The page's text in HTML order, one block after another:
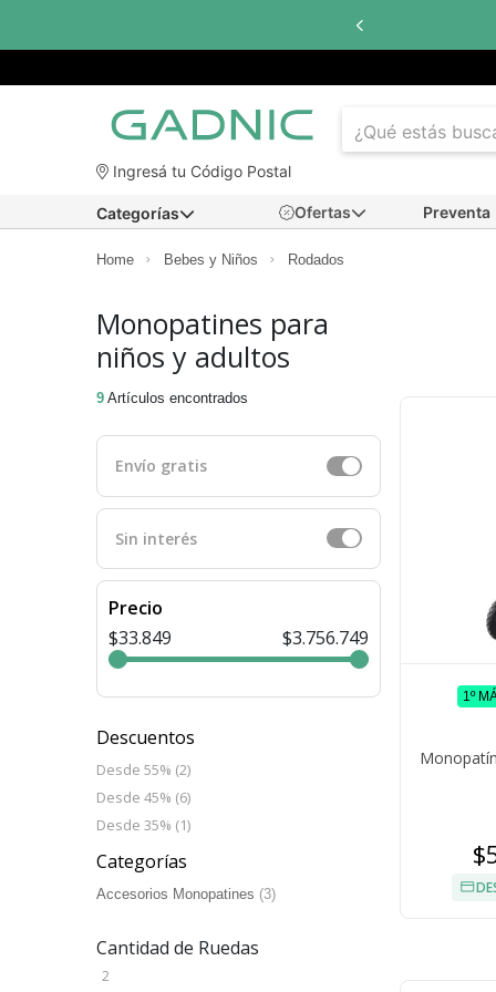
con todos los bancos
Ingresá tu Código Postal
Ofertas Preventa
Categorías
Home Bebes y Niños Rodados
Monopatines para
niños y adultos
9 Artículos encontrados
Envío gratis
Sin interés
Precio
$33.849
$3.756.749
Descuentos
Desde 55% (2)
Desde 45% (6)
Desde 35% (1)
Categorías
Accesorios Monopatines (3)
Cantidad de Ruedas
2
1º